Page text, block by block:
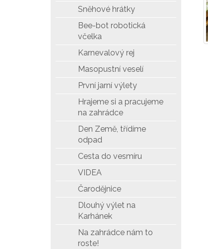
Sněhové hrátky
Bee-bot robotická
včelka
Karnevalový rej
Masopustní veselí
První jarní výlety
Hrajeme si a pracujeme
na zahrádce
Den Země, třídíme
odpad
Cesta do vesmíru
VIDEA
Čarodějnice
Dlouhý výlet na
Karhánek
Na zahrádce nám to
roste!